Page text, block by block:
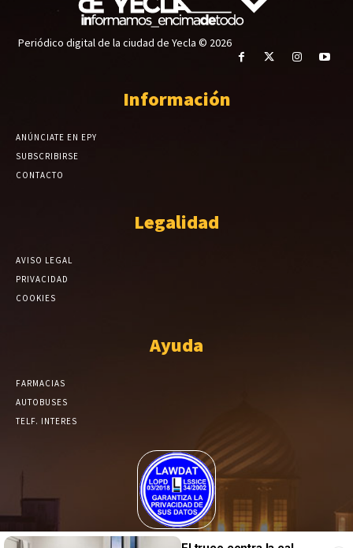
Periódico digital de la ciudad de Yecla © 2026
Información
ANÚNCIATE EN EPY
SUBSCRIBIRSE
CONTACTO
Legalidad
AVISO LEGAL
PRIVACIDAD
COOKIES
Ayuda
FARMACIAS
AUTOBUSES
TELF. INTERES
El Periódico de Yecla alcanza un grado más de compromiso en el